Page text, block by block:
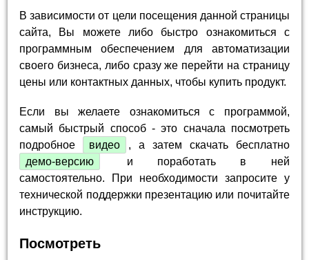
В зависимости от цели посещения данной страницы
сайта, Вы можете либо быстро ознакомиться с
программным обеспечением для автоматизации
своего бизнеса, либо сразу же перейти на страницу
цены или контактных данных, чтобы купить продукт.
Если вы желаете ознакомиться с программой,
самый быстрый способ - это сначала посмотреть
подробное
видео
, а затем скачать бесплатно
демо-версию
и поработать в ней
самостоятельно. При необходимости запросите у
технической поддержки презентацию или почитайте
инструкцию.
Посмотреть